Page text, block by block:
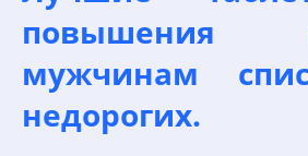
повышения
мужчинам
недорогих.